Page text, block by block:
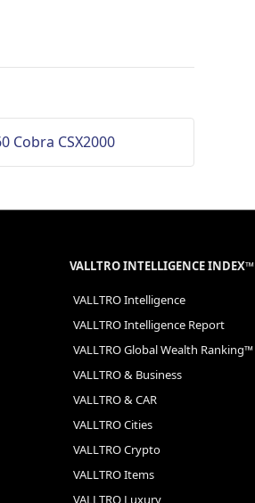
Cobra CSX2000
VALLTRO INTELLIGENCE INDEX™
VALLTRO Intelligence
VALLTRO Intelligence Report
VALLTRO Global Wealth Ranking™
VALLTRO & Business
VALLTRO & CAR
VALLTRO Cities
VALLTRO Crypto
VALLTRO Items
VALLTRO Luxury